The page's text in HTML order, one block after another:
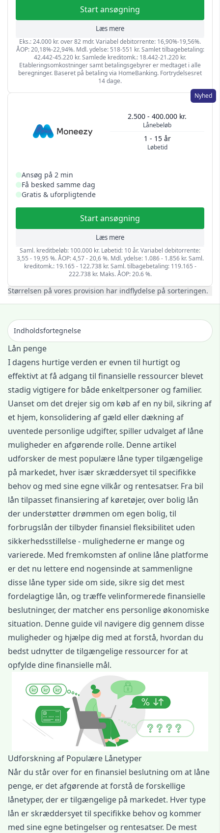
Start ansøgning
Læs mere
Eks.: 24.000 kr. over 82 mdr. Variabel debitorrente: 16,90%-19,56%.
ÅOP: 20,18%-22,94%. Mdl. ydelse: 518-551 kr. Samlet tilbagebetaling:
42.442-45.220 kr. Samlede kreditomk.: 18.442-21.220 kr.
Etableringsomkostninger samt betalingsgebyrer er medtaget i alle
beregninger. Baseret på betaling via HomeBanking. Fortrydelsesret
14 dage.
Nyhed
Lånebeløb
2.500 - 400.000 kr.
Løbetid
1 - 15 år
Ansøg på 2 min
Få besked samme dag
Gratis & uforpligtende
Start ansøgning
Læs mere
Saml. kreditbeløb: 100.000 kr. Løbetid: 10 år. Variabel debitorrente:
3,55 - 19,95 %. ÅOP: 4,57 - 20,6 %. Mdl. ydelse: 1.086 - 1.856 kr. Saml.
kreditomk.: 19.165 - 122.738 kr. Saml. tilbagebetaling: 119.165 -
222.738 kr. Maks. ÅOP: 20.6 %.
Størrelsen på vores provision har indflydelse på sorteringen.
Lån penge
I dagens hurtige verden er evnen til hurtigt og
effektivt at få adgang til finansielle ressourcer blevet
stadig vigtigere for både enkeltpersoner og familier.
Uanset om det drejer sig om køb af en ny bil, sikring af
et hjem, konsolidering af gæld eller dækning af
uventede personlige udgifter, spiller udvalget af låne
muligheder en afgørende rolle. Denne artikel
udforsker de mest populære låne typer tilgængelige
på markedet, hver især skræddersyet til specifikke
behov og med sine egne vilkår og rentesatser. Fra bil
lån tilpasset finansiering af køretøjer, over bolig lån
der understøtter drømmen om egen bolig, til
forbrugslån der tilbyder finansiel fleksibilitet uden
sikkerhedsstillelse - mulighederne er mange og
varierede. Med fremkomsten af online låne platforme
er det nu lettere end nogensinde at sammenligne
disse låne typer side om side, sikre sig det mest
fordelagtige lån, og træffe velinformerede finansielle
beslutninger, der matcher ens personlige økonomiske
situation. Denne guide vil navigere dig gennem disse
muligheder og hjælpe dig med at forstå, hvordan du
bedst udnytter de tilgængelige ressourcer for at
opfylde dine finansielle mål.
Udforskning af Populære Lånetyper
Når du står over for en finansiel beslutning om at låne
penge, er det afgørende at forstå de forskellige
lånetyper, der er tilgængelige på markedet. Hver type
lån er skræddersyet til specifikke behov og kommer
med sine egne betingelser og rentesatser. De mest
Indholdsfortegnelse